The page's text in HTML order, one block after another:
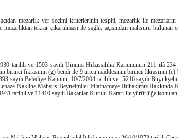
mezarlık yer seçimi kriterlerinin tespiti, mezarlık ile
tekrar çıkartılması ile sağlık açısından mahsuru
tarihli ve 1593 sayılı Umumi Hıfzıssıhha Kanununun 211 ilâ 234
birinci fıkrasının (g) bendi ile 9 uncu maddesinin birinci
sayılı Belediye Kanunu, 10/7/2004 tarihli ve 5216 sayılı
Nakline Mahsus Beynelmilel İtilafnameye İltihakımız Hakkında
tarihli ve 11410 sayılı Bakanlar Kurulu Kararı ile yürürlüğe konulan